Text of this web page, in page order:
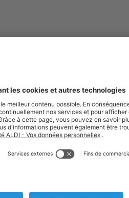
de nos offres.